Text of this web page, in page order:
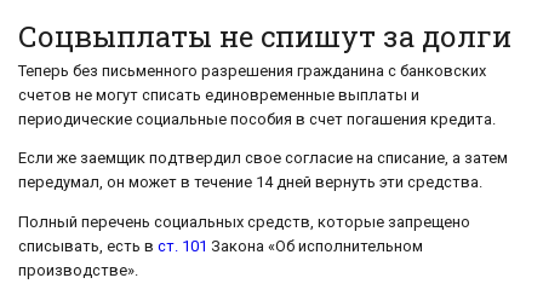
Соцвыплаты не спишут за долги
Теперь без письменного разрешения гражданина с банковских
счетов не могут списать единовременные выплаты и
периодические социальные пособия в счет погашения кредита.
Если же заемщик подтвердил свое согласие на списание, а затем
передумал, он может в течение 14 дней вернуть эти средства.
Полный перечень социальных средств, которые запрещено
списывать, есть в ст. 101 Закона «Об исполнительном
производстве».